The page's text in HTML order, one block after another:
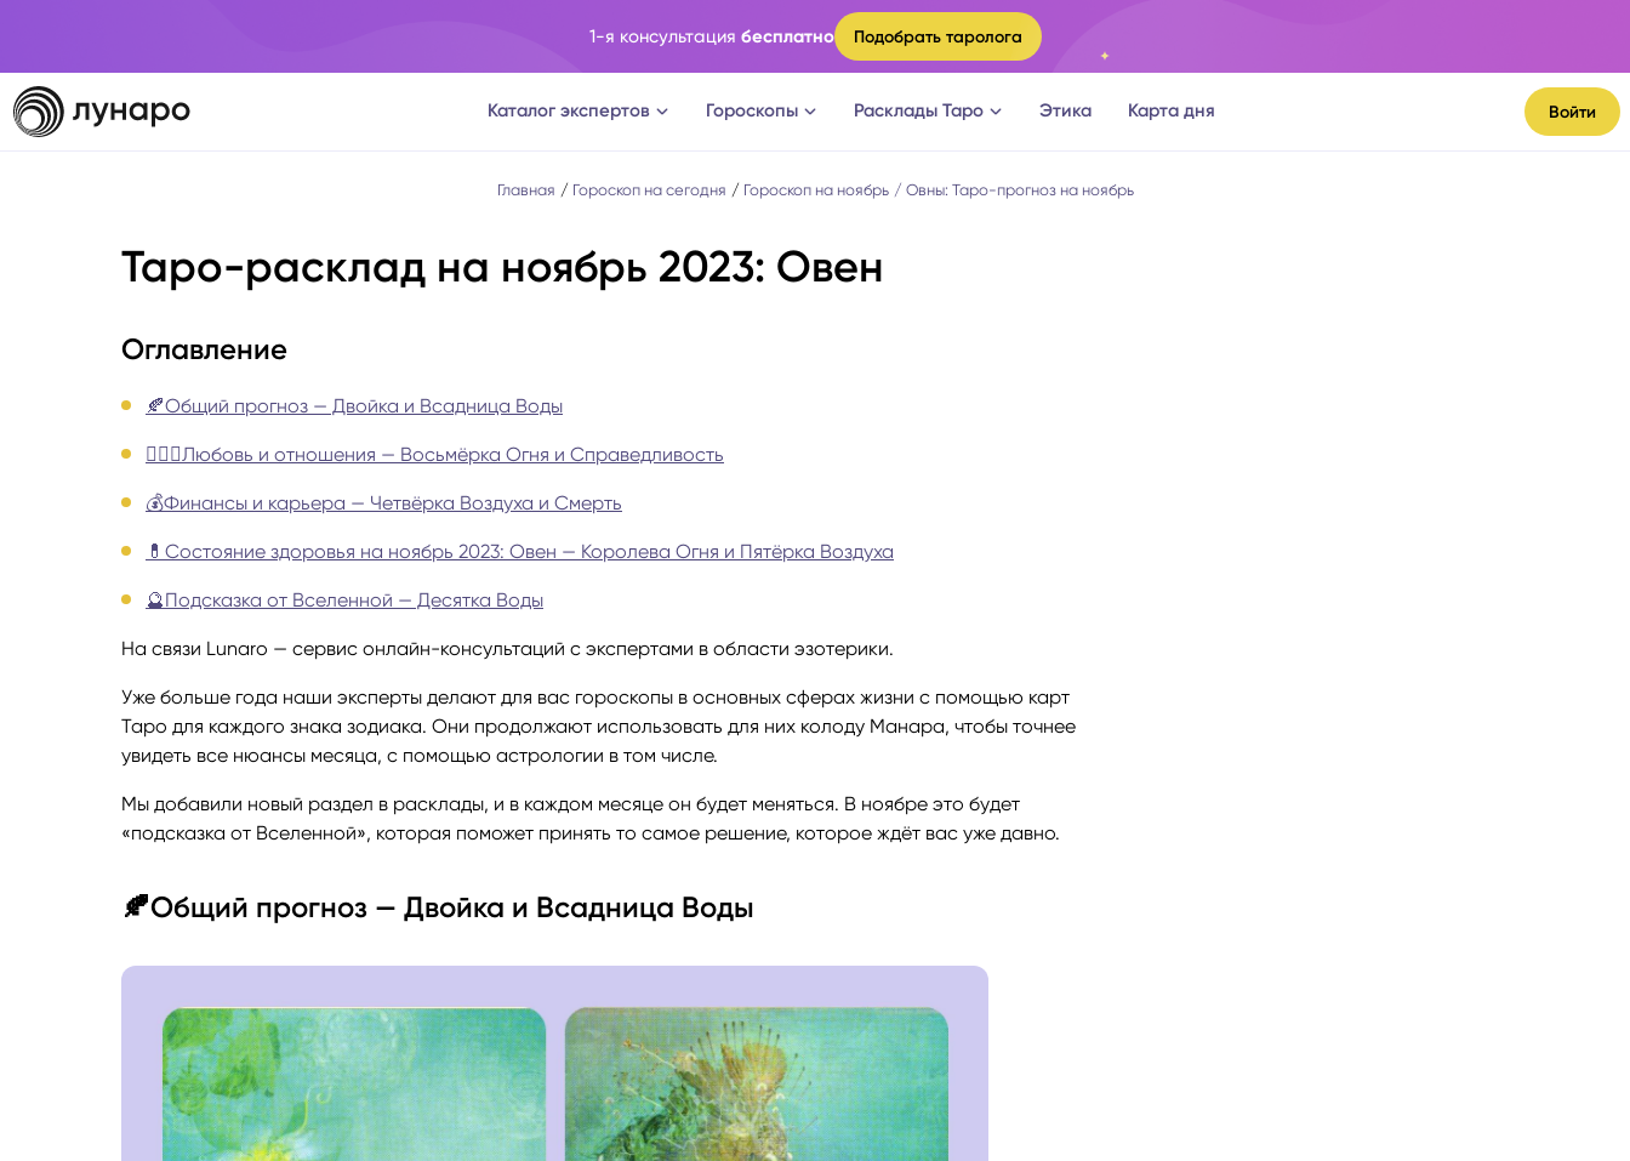
1-я консультация бесплатно Подобрать таролога
Каталог экспертов
Тарологи
Астрологи
Матрица судьбы
Расстановки
Рунологи
Чакрологи
Гороскопы
Овен
Телец
Лев
Стрелец
Козерог
Расклады Таро
Расклад Таро на судьбу
Расклад Таро на измену
Расклад на картах Таро Уэйта
Расклад Таро на ситуацию
Расклад Таро на неделю
Этика Карта дня Войти
Главная Гороскоп на сегодня Гороскоп на ноябрь Овны: Таро-прогноз на ноябрь
Таро-расклад на ноябрь 2023: Овен
Оглавление
🍂Общий прогноз — Двойка и Всадница Воды
👩‍❤️‍👨Любовь и отношения — Восьмёрка Огня и Справедливость
💰Финансы и карьера — Четвёрка Воздуха и Смерть
💊Состояние здоровья на ноябрь 2023: Овен — Королева Огня и Пятёрка Воздуха
🔮Подсказка от Вселенной — Десятка Воды
На связи Lunaro — сервис онлайн-консультаций с экспертами в области эзотерики.
Уже больше года наши эксперты делают для вас гороскопы в основных сферах жизни с помощью карт
Таро для каждого знака зодиака. Они продолжают использовать для них колоду Манара, чтобы точнее
увидеть все нюансы месяца, с помощью астрологии в том числе.
Мы добавили новый раздел в расклады, и в каждом месяце он будет меняться. В ноябре это будет
«подсказка от Вселенной», которая поможет принять то самое решение, которое ждёт вас уже давно.
🍂Общий прогноз — Двойка и Всадница Воды